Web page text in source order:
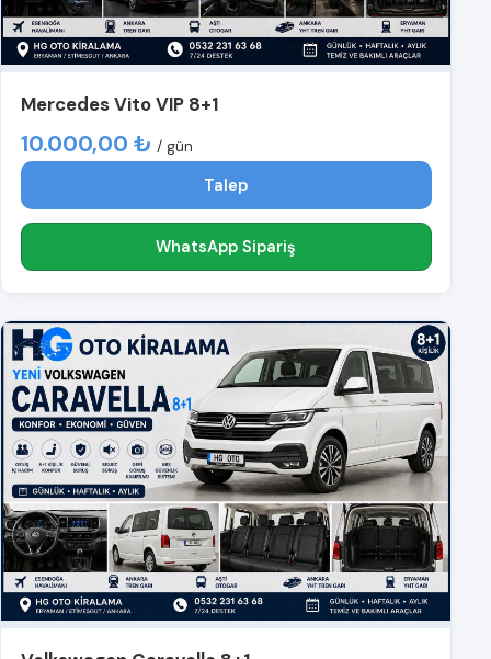
Mercedes Vito VIP 8+1
10.000,00 ₺ / gün
Talep
WhatsApp Sipariş